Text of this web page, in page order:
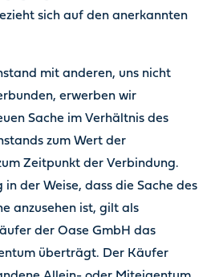
sich auf den anerkannten
mit anderen, uns nicht
erwerben wir
Sache im Verhältnis des
zum Wert der
Zeitpunkt der Verbindung.
der Weise, dass die Sache des
anzusehen ist, gilt als
der Oase GmbH das
überträgt. Der Käufer